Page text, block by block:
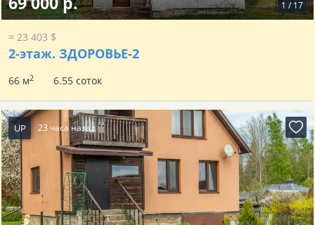
1 / 17
≈ 23 403 $
2-этаж. ЗДОРОВЬЕ-2
66 м2 6.55 соток
UP 23 часа назад